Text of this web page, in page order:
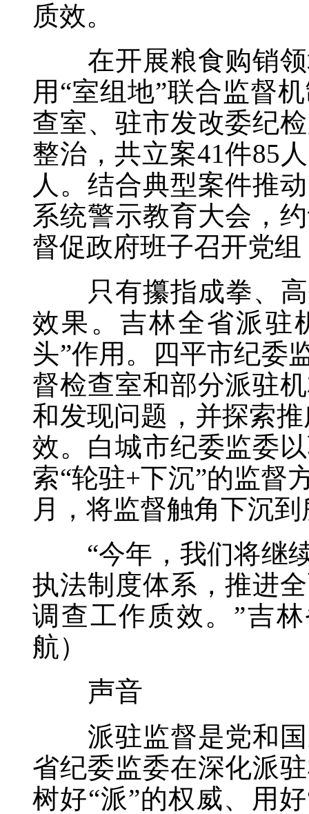
质效。
在开展粮食购销领
用“室组地”联合监督
查室、驻市发改委纪
整治，共立案41件85
人。结合典型案件推
系统警示教育大会，
督促政府班子召开党
只有攥指成拳、高
效果。吉林全省派驻
头”作用。四平市纪委
督检查室和部分派驻
和发现问题，并探索
效。白城市纪委监委
索“轮驻+下沉”的监督
月，将监督触角下沉
“今年，我们将继续
执法制度体系，推进
调查工作质效。”吉
航）
声音
派驻监督是党和国
省纪委监委在深化派
树好“派”的权威、用